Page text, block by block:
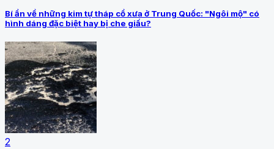
Bí ẩn về những kim tự tháp cổ xưa ở Trung Quốc: "Ngôi mộ" có
hình dáng đặc biệt hay bị che giấu?
2